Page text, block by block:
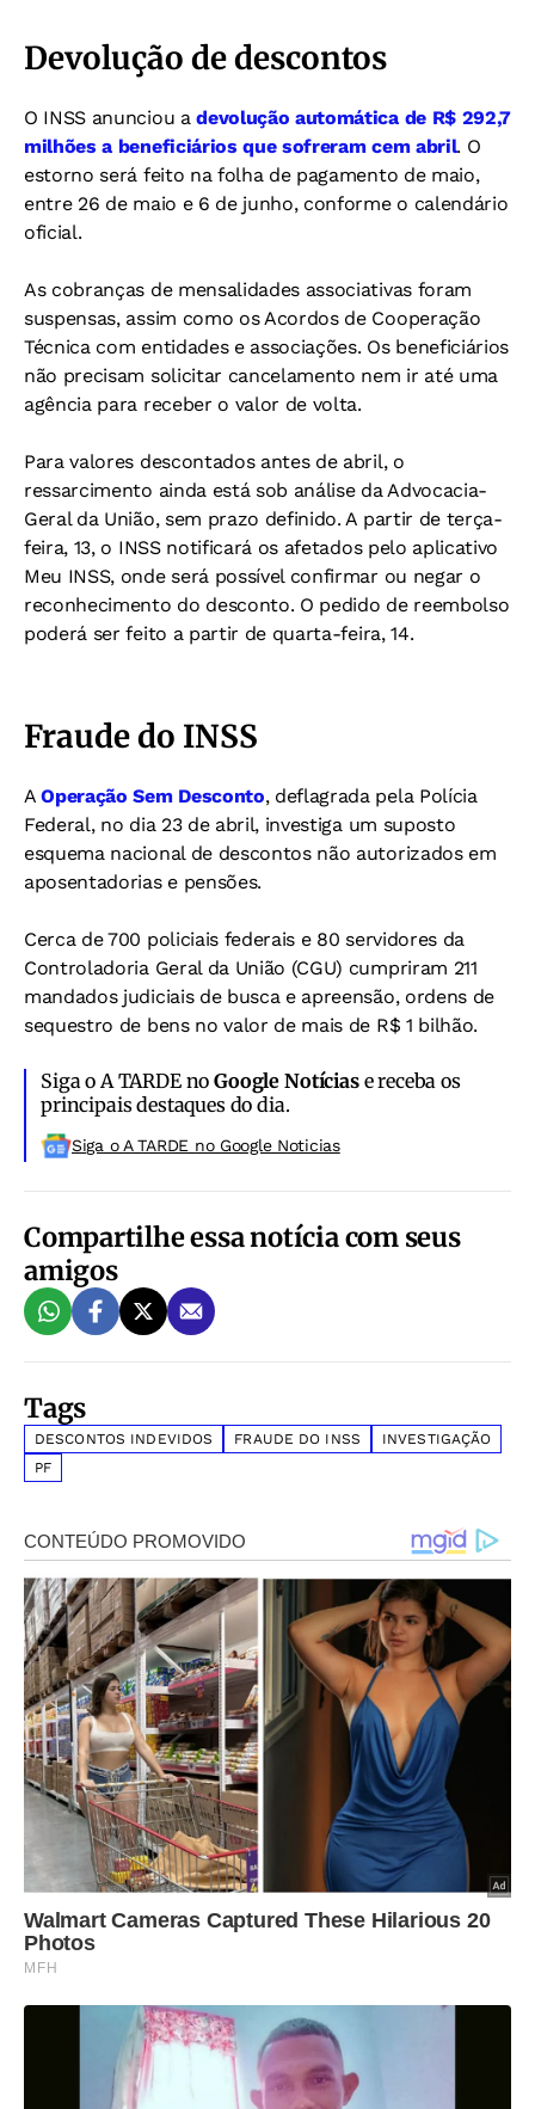
Devolução de descontos
O INSS anunciou adevolução automática de R$ 292,7
milhões a beneficiários que sofreram cem abril. O
estorno será feito na folha de pagamento de maio,
entre 26 de maio e 6 de junho, conforme o calendário
oficial.
As cobranças de mensalidades associativas foram
suspensas, assim como os Acordos de Cooperação
Técnica com entidades e associações. Os beneficiários
não precisam solicitar cancelamento nem ir até uma
agência para receber o valor de volta.
Para valores descontados antes de abril, o
ressarcimento ainda está sob análise da Advocacia-
Geral da União, sem prazo definido. A partir de terça-
feira, 13, o INSS notificará os afetados pelo aplicativo
Meu INSS, onde será possível confirmar ou negar o
reconhecimento do desconto. O pedido de reembolso
poderá ser feito a partir de quarta-feira, 14.
Fraude do INSS
AOperação Sem Desconto, deflagrada pela Polícia
Federal, no dia 23 de abril, investiga um suposto
esquema nacional de descontos não autorizados em
aposentadorias e pensões.
Cerca de 700 policiais federais e 80 servidores da
Controladoria Geral da União (CGU) cumpriram 211
mandados judiciais de busca e apreensão, ordens de
sequestro de bens no valor de mais de R$ 1 bilhão.
Siga o A TARDE noGoogle Notíciase receba os
principais destaques do dia.
Siga o A TARDE no Google Noticias
Compartilhe essa notícia com seus
amigos
Tags
DESCONTOS INDEVIDOS FRAUDE DO INSS
INVESTIGAÇÃO
PF